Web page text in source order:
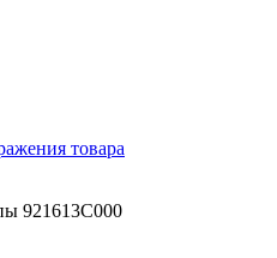
921613C000